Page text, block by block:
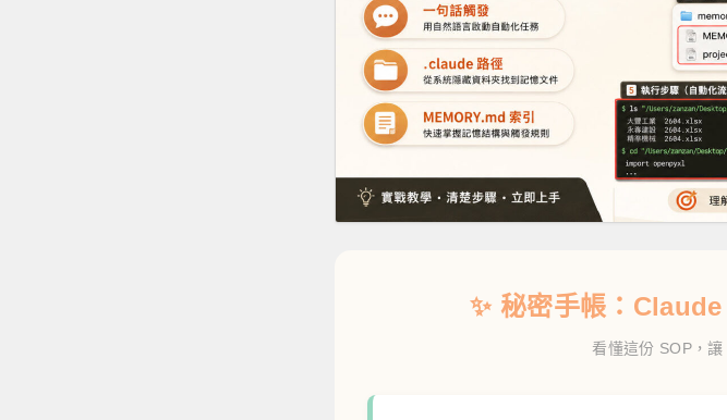
✨ 秘密手帳：
看懂這份 SOP，